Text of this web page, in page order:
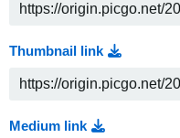
Thumbnail link
Medium link